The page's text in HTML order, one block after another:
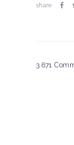
share
3.671